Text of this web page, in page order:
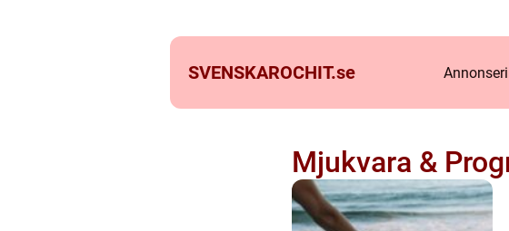
SVENSKAROCHIT.se
Mjukvara &